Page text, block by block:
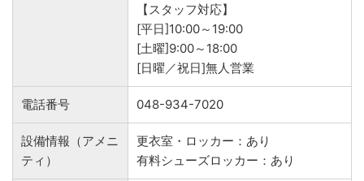
【スタッフ対応】
[平日]10:00～19:00
[土曜]9:00～18:00
[日曜／祝日]無人営業
電話番号 048-934-7020
設備情報（アメニ
ティ）
更衣室・ロッカー：あり
有料シューズロッカー：あり